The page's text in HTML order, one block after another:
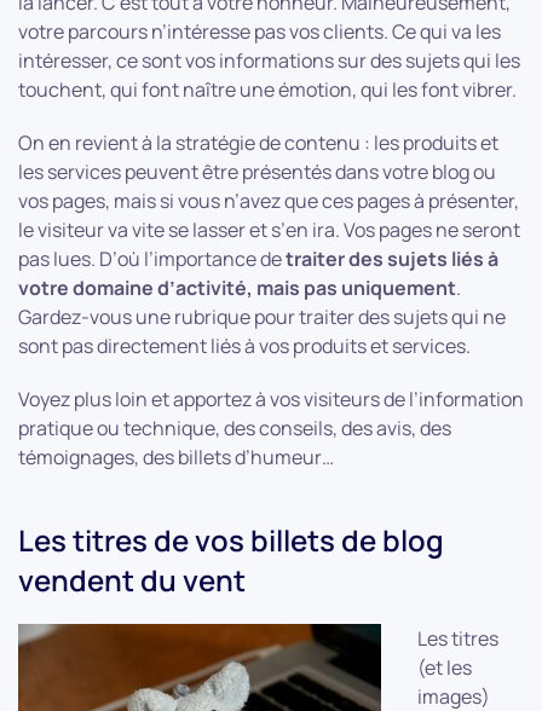
votre parcours n’intéresse pas vos clients. Ce qui va les
intéresser, ce sont vos informations sur des sujets qui les
touchent, qui font naître une émotion, qui les font vibrer.
On en revient à la stratégie de contenu : les produits et
les services peuvent être présentés dans votre blog ou
vos pages, mais si vous n’avez que ces pages à présenter,
le visiteur va vite se lasser et s’en ira. Vos pages ne seront
pas lues. D’où l’importance detraiter des sujets liés à
votre domaine d’activité, mais pas uniquement.
Gardez-vous une rubrique pour traiter des sujets qui ne
sont pas directement liés à vos produits et services.
Voyez plus loin et apportez à vos visiteurs de l’information
pratique ou technique, des conseils, des avis, des
témoignages, des billets d’humeur…
Les titres de vos billets de blog
vendent du vent
Les titres
(et les
images)